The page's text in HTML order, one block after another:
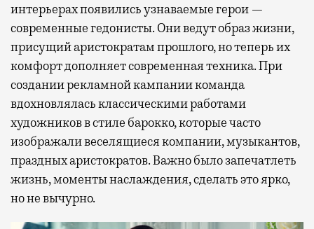
интерьерах появились узнаваемые герои —
современные гедонисты. Они ведут образ жизни,
присущий аристократам прошлого, но теперь их
комфорт дополняет современная техника. При
создании рекламной кампании команда
вдохновлялась классическими работами
художников в стиле барокко, которые часто
изображали веселящиеся компании, музыкантов,
праздных аристократов. Важно было запечатлеть
жизнь, моменты наслаждения, сделать это ярко,
но не вычурно.